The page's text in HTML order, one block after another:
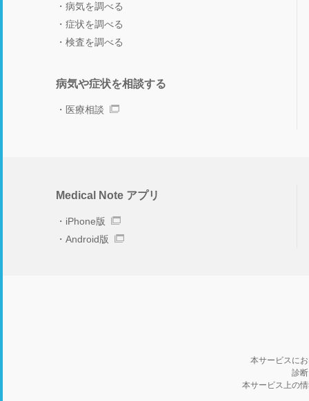
病気を調べる
症状を調べる
検査を調べる
病気や症状を相談する
医療相談
Medical Note アプリ
iPhone版
Android版
本サービスに
診
本サービス上の